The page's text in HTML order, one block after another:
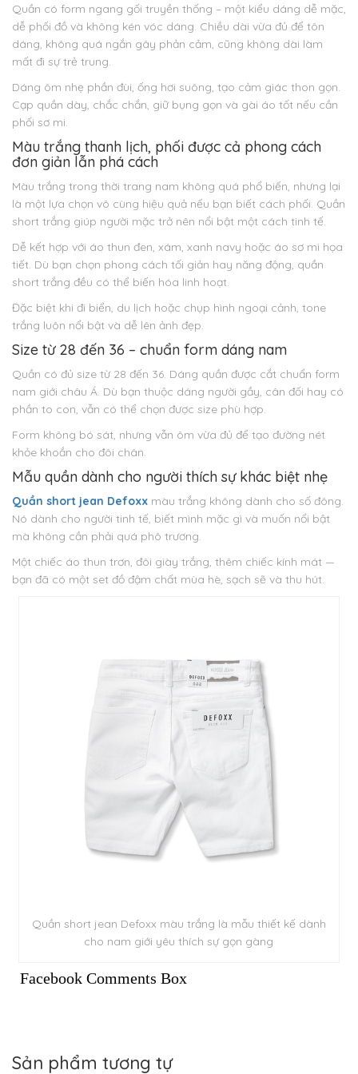
Quần có form ngang gối truyền thống – một kiểu dáng dễ mặc,
dễ phối đồ và không kén vóc dáng. Chiều dài vừa đủ để tôn
dáng, không quá ngắn gây phản cảm, cũng không dài làm
mất đi sự trẻ trung.
Dáng ôm nhẹ phần đùi, ống hơi suông, tạo cảm giác thon gọn.
Cạp quần dày, chắc chắn, giữ bụng gọn và gài áo tốt nếu cần
phối sơ mi.
Màu trắng thanh lịch, phối được cả phong cách
đơn giản lẫn phá cách
Màu trắng trong thời trang nam không quá phổ biến, nhưng lại
là một lựa chọn vô cùng hiệu quả nếu bạn biết cách phối. Quần
short trắng giúp người mặc trở nên nổi bật một cách tinh tế.
Dễ kết hợp với áo thun đen, xám, xanh navy hoặc áo sơ mi họa
tiết. Dù bạn chọn phong cách tối giản hay năng động, quần
short trắng đều có thể biến hóa linh hoạt.
Đặc biệt khi đi biển, du lịch hoặc chụp hình ngoại cảnh, tone
trắng luôn nổi bật và dễ lên ảnh đẹp.
Size từ 28 đến 36 – chuẩn form dáng nam
Quần có đủ size từ 28 đến 36. Dáng quần được cắt chuẩn form
nam giới châu Á. Dù bạn thuộc dáng người gầy, cân đối hay có
phần to con, vẫn có thể chọn được size phù hợp.
Form không bó sát, nhưng vẫn ôm vừa đủ để tạo đường nét
khỏe khoắn cho đôi chân.
Mẫu quần dành cho người thích sự khác biệt nhẹ
Quần short jean Defoxx màu trắng không dành cho số đông.
Nó dành cho người tinh tế, biết mình mặc gì và muốn nổi bật
mà không cần phải quá phô trương.
Một chiếc áo thun trơn, đôi giày trắng, thêm chiếc kính mát —
bạn đã có một set đồ đậm chất mùa hè, sạch sẽ và thu hút.
Quần short jean Defoxx màu trắng là mẫu thiết kế dành
cho nam giới yêu thích sự gọn gàng
Facebook Comments Box
Sản phẩm tương tự